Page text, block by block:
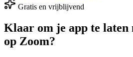
Gratis en vrijblijvend
Klaar om je app te laten
op Zoom?